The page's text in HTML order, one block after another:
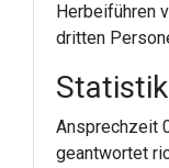
Herbeiführen
dritten
Statistik
Ansprechzeit
geantwortet